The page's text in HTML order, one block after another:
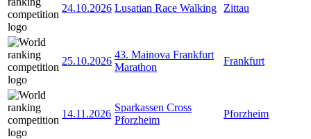
24.10.2026 Lusatian Race Walking Zittau
25.10.2026
43. Mainova Frankfurt
Marathon
Frankfurt
14.11.2026
Sparkassen Cross
Pforzheim
Pforzheim